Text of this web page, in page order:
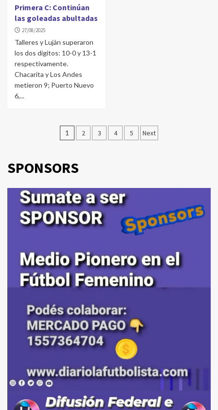
Primera C: Continúan
las goleadas abultadas
27/08/2025
Talleres y Luján superaron
los dos dígitos: 10-0 y 13-1
respectivamente.
Chacarita y Los Andes
metieron 9; Puerto Nuevo
6,...
Navegación
entradas
1 2 3 4 5 Next
SPONSORS